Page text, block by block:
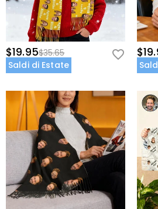
$19.95$35.65
Saldi di Estate